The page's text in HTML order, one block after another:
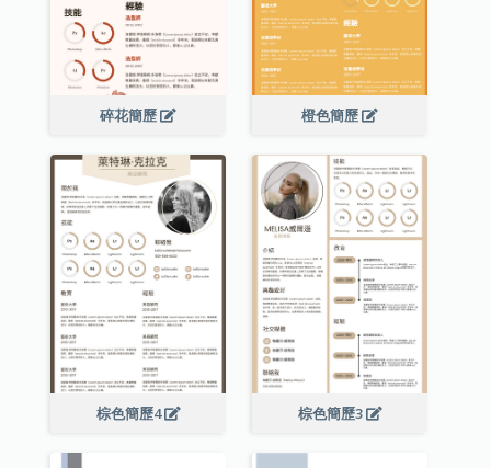
碎花簡歷 橙色簡歷
棕色簡歷4 棕色簡歷3